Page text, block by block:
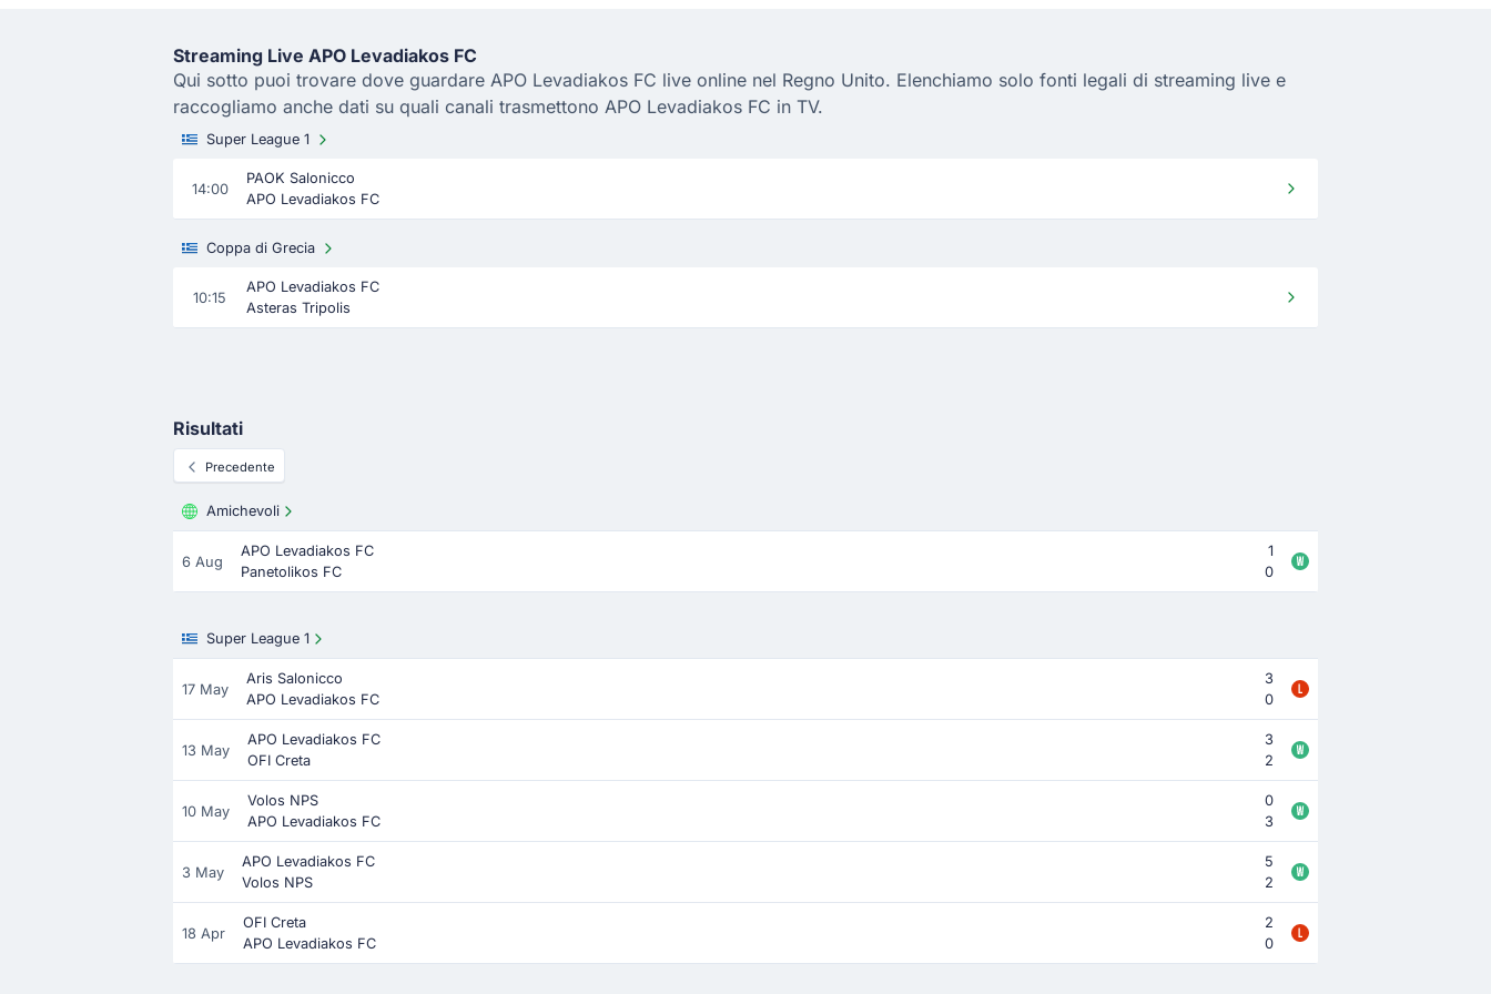
Streaming Live APO Levadiakos FC
Qui sotto puoi trovare dove guardare APO Levadiakos FC live online nel Regno Unito. Elenchiamo solo fonti legali di streaming live e
raccogliamo anche dati su quali canali trasmettono APO Levadiakos FC in TV.
Super League 1
14:00
PAOK Salonicco
APO Levadiakos FC
Coppa di Grecia
10:15
APO Levadiakos FC
Asteras Tripolis
Risultati
Precedente
Amichevoli
6 Aug
APO Levadiakos FC
1
Panetolikos FC
0
Super League 1
17 May
Aris Salonicco
3
APO Levadiakos FC
0
13 May
APO Levadiakos FC
3
OFI Creta
2
10 May
Volos NPS
0
APO Levadiakos FC
3
3 May
APO Levadiakos FC
5
Volos NPS
2
18 Apr
OFI Creta
2
APO Levadiakos FC
0